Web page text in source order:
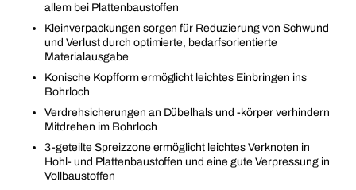
allem bei Plattenbaustoffen
Kleinverpackungen sorgen für Reduzierung von Schwund
und Verlust durch optimierte, bedarfsorientierte
Materialausgabe
Konische Kopfform ermöglicht leichtes Einbringen ins
Bohrloch
Verdrehsicherungen an Dübelhals und -körper verhindern
Mitdrehen im Bohrloch
3-geteilte Spreizzone ermöglicht leichtes Verknoten in
Hohl- und Plattenbaustoffen und eine gute Verpressung in
Vollbaustoffen